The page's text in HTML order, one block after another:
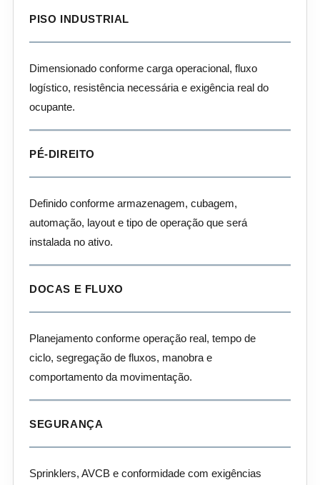
PISO INDUSTRIAL
Dimensionado conforme carga operacional, fluxo
logístico, resistência necessária e exigência real do
ocupante.
PÉ-DIREITO
Definido conforme armazenagem, cubagem,
automação, layout e tipo de operação que será
instalada no ativo.
DOCAS E FLUXO
Planejamento conforme operação real, tempo de
ciclo, segregação de fluxos, manobra e
comportamento da movimentação.
SEGURANÇA
Sprinklers, AVCB e conformidade com exigências